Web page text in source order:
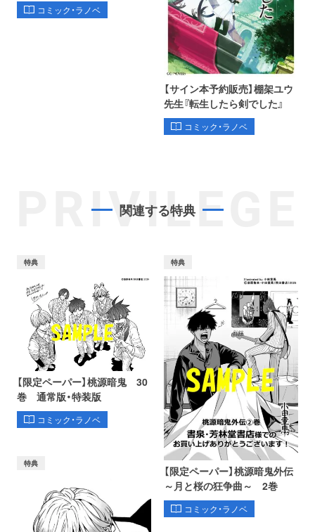
コミック・ラノベ
【サイン本予約販売】棚架ユウ
先生『転生したら剣でした』
コミック・ラノベ
PRIVILEGE
関連する特典
特典
【限定ペーパー】桃源暗鬼 30
巻 通常版・特装版
コミック・ラノベ
特典
【限定ペーパー】桃源暗鬼外伝
～月と桜の狂争曲～ 2巻
コミック・ラノベ
特典